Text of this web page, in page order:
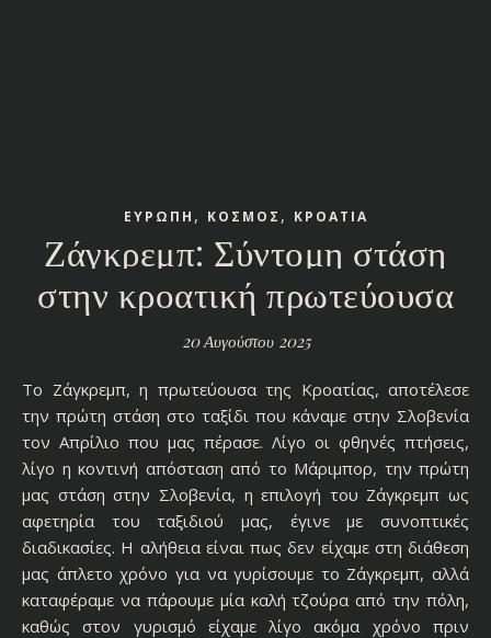
ΕΥΡΩΠΗ , ΚΟΣΜΟΣ , ΚΡΟΑΤΙΑ
Ζάγκρεμπ: Σύντομη στάση
στην κροατική πρωτεύουσα
20 Αυγούστου 2025
Το Ζάγκρεμπ, η πρωτεύουσα της Κροατίας, αποτέλεσε
την πρώτη στάση στο ταξίδι που κάναμε στην Σλοβενία
τον Απρίλιο που μας πέρασε. Λίγο οι φθηνές πτήσεις,
λίγο η κοντινή απόσταση από το Μάριμπορ, την πρώτη
μας στάση στην Σλοβενία, η επιλογή του Ζάγκρεμπ ως
αφετηρία του ταξιδιού μας, έγινε με συνοπτικές
διαδικασίες. Η αλήθεια είναι πως δεν είχαμε στη διάθεση
μας άπλετο χρόνο για να γυρίσουμε το Ζάγκρεμπ, αλλά
καταφέραμε να πάρουμε μία καλή τζούρα από την πόλη,
καθώς στον γυρισμό είχαμε λίγο ακόμα χρόνο πριν